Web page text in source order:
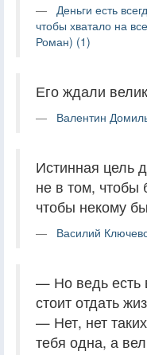
Деньги есть
чтобы хватало на
Роман) (1)
Его ждали
Валентин
Истинная цель
не в том, чтобы
чтобы некому
Василий
— Но ведь есть
стоит отдать
— Нет, нет
тебя одна, а